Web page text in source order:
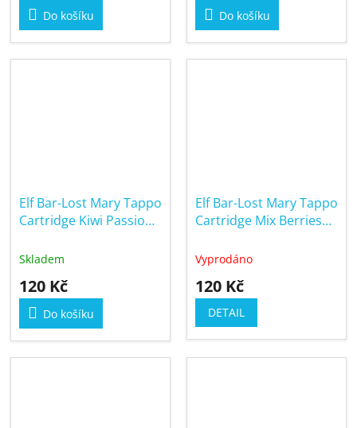
Do košíku Do košíku
Elf Bar-Lost Mary Tappo
Cartridge Kiwi Passion
Skladem
120 Kč
Do košíku
Elf Bar-Lost Mary Tappo
Cartridge Mix Berries
Vyprodáno
120 Kč
DETAIL